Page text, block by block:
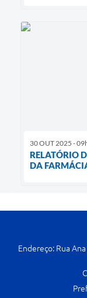
30 OUT 2025 -
RELATÓRIO
DA
Endereço: Rua